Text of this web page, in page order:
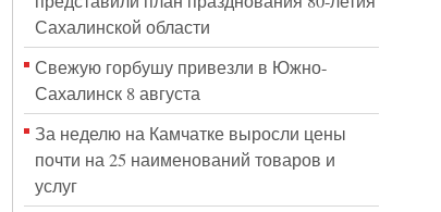
Сахалинской области
Свежую горбушу привезли в Южно-
Сахалинск 8 августа
За неделю на Камчатке выросли цены
почти на 25 наименований товаров и
услуг